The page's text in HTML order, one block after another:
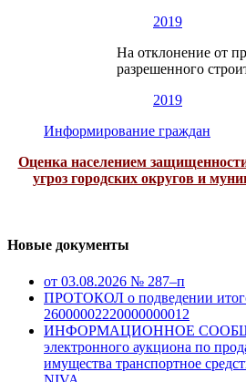
2019
На отклонение от
разрешенного
2019
Информирование граждан
Оценка населением
угроз городских округов и
Новые документы
от 03.08.2026 № 287–п
ПРОТОКОЛ о подведении
26000002220000000012
ИНФОРМАЦИОННОЕ
электронного аукциона по
имущества транспортное